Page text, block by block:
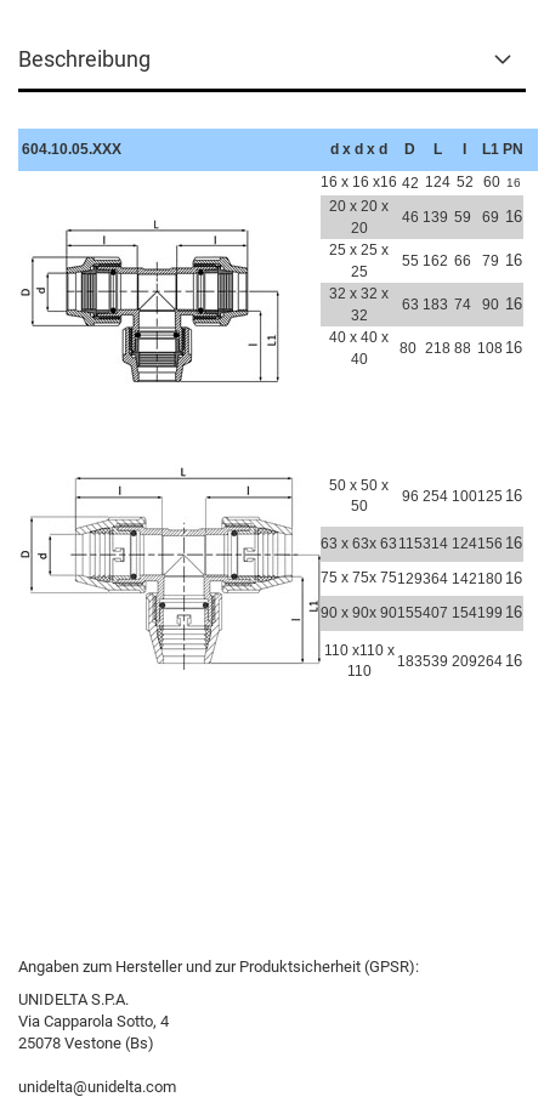
Beschreibung
604.10.05.XXX d x d x d D L I L1 PN
16 x 16 x16 42 124 52 60 16
20 x 20 x
20
46 139 59 69 16
25 x 25 x
25
55 162 66 79 16
32 x 32 x
32
63 183 74 90 16
40 x 40 x
40
80 218 88 108 16
50 x 50 x
50
96 254 100125 16
63 x 63x 63 115314 124156 16
75 x 75x 75129364 142180 16
90 x 90x 90155407 154199 16
110 x110 x
110
183539 209264 16
Angaben zum Hersteller und zur Produktsicherheit (GPSR):
UNIDELTA S.P.A.
Via Capparola Sotto, 4
25078 Vestone (Bs)
unidelta@unidelta.com